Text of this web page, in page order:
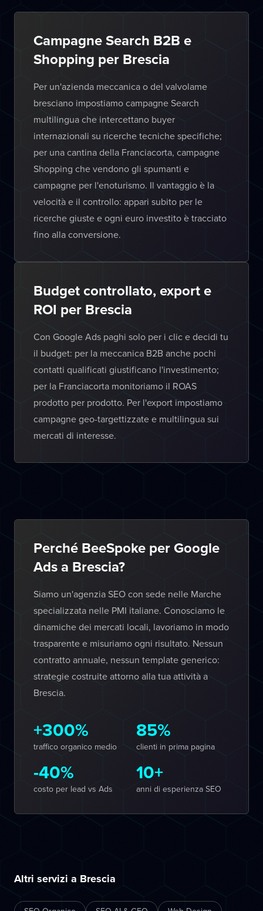
Campagne Search B2B e
Shopping per Brescia
Per un'azienda meccanica o del valvolame
bresciano impostiamo campagne Search
multilingua che intercettano buyer
internazionali su ricerche tecniche specifiche;
per una cantina della Franciacorta, campagne
Shopping che vendono gli spumanti e
campagne per l'enoturismo. Il vantaggio è la
velocità e il controllo: appari subito per le
ricerche giuste e ogni euro investito è tracciato
fino alla conversione.
Budget controllato, export e
ROI per Brescia
Con Google Ads paghi solo per i clic e decidi tu
il budget: per la meccanica B2B anche pochi
contatti qualificati giustificano l'investimento;
per la Franciacorta monitoriamo il ROAS
prodotto per prodotto. Per l'export impostiamo
campagne geo-targettizzate e multilingua sui
mercati di interesse.
Perché BeeSpoke per Google
Ads a Brescia?
Siamo un'agenzia SEO con sede nelle Marche
specializzata nelle PMI italiane. Conosciamo le
dinamiche dei mercati locali, lavoriamo in modo
trasparente e misuriamo ogni risultato. Nessun
contratto annuale, nessun template generico:
strategie costruite attorno alla tua attività a
Brescia.
+300%
traffico organico medio
85%
clienti in prima pagina
-40%
costo per lead vs Ads
10+
anni di esperienza SEO
Altri servizi a Brescia